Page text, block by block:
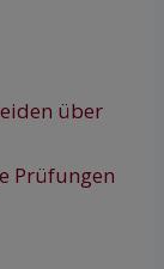
über
Prüfungen